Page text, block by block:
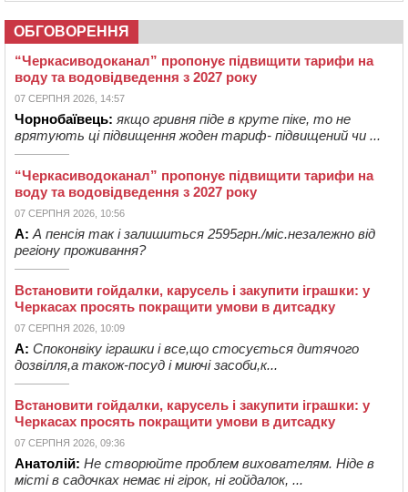
ОБГОВОРЕННЯ
“Черкасиводоканал” пропонує підвищити тарифи на
воду та водовідведення з 2027 року
07 СЕРПНЯ 2026, 14:57
Чорнобаївець: якщо гривня піде в круте піке, то не
врятують ці підвищення жоден тариф- підвищений чи ...
“Черкасиводоканал” пропонує підвищити тарифи на
воду та водовідведення з 2027 року
07 СЕРПНЯ 2026, 10:56
А: А пенсія так і залишиться 2595грн./міс.незалежно від
регіону проживання?
Встановити гойдалки, карусель і закупити іграшки: у
Черкасах просять покращити умови в дитсадку
07 СЕРПНЯ 2026, 10:09
А: Споконвіку іграшки і все,що стосується дитячого
дозвілля,а також-посуд і миючі засоби,к...
Встановити гойдалки, карусель і закупити іграшки: у
Черкасах просять покращити умови в дитсадку
07 СЕРПНЯ 2026, 09:36
Анатолій: Не створюйте проблем вихователям. Ніде в
місті в садочках немає ні гірок, ні гойдалок, ...